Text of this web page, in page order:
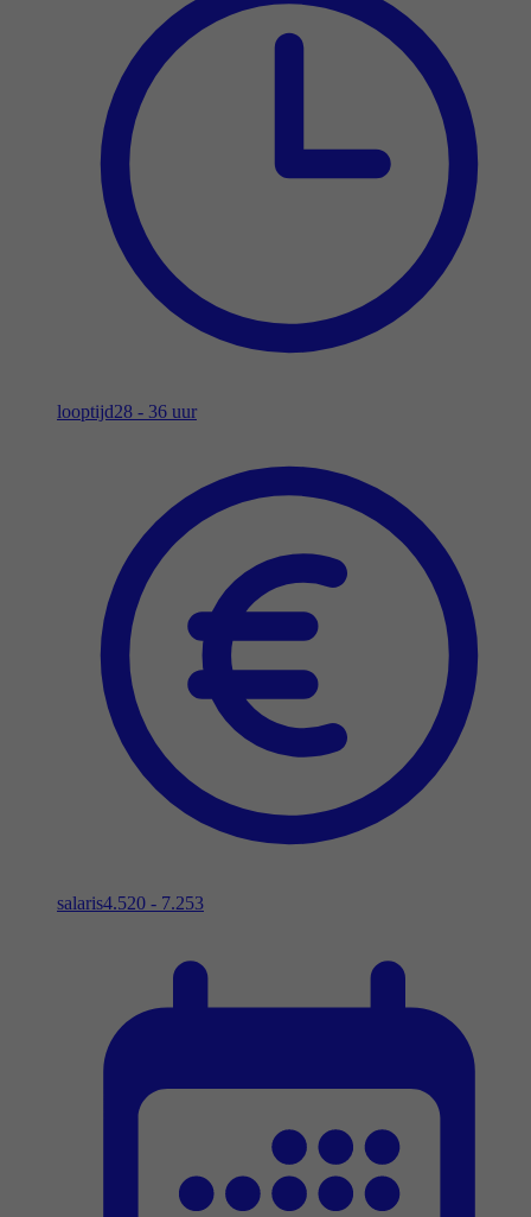
looptijd28 - 36 uur
salaris4.520 - 7.253